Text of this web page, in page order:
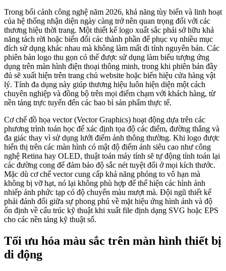
Trong bối cảnh công nghệ năm 2026, khả năng tùy biến và linh hoạt
của hệ thống nhận diện ngày càng trở nên quan trọng đối với các
thương hiệu thời trang. Một thiết kế logo xuất sắc phải sở hữu khả
năng tách rời hoặc biến đổi các thành phần để phục vụ nhiều mục
đích sử dụng khác nhau mà không làm mất đi tính nguyên bản. Các
phiên bản logo thu gọn có thể được sử dụng làm biểu tượng ứng
dụng trên màn hình điện thoại thông minh, trong khi phiên bản đầy
đủ sẽ xuất hiện trên trang chủ website hoặc biển hiệu cửa hàng vật
lý. Tính đa dụng này giúp thương hiệu luôn hiện diện một cách
chuyên nghiệp và đồng bộ trên mọi điểm chạm với khách hàng, từ
nền tảng trực tuyến đến các bao bì sản phẩm thực tế.
Cơ chế đồ họa vector (Vector Graphics) hoạt động dựa trên các
phương trình toán học để xác định tọa độ các điểm, đường thẳng và
đa giác thay vì sử dụng lưới điểm ảnh thông thường. Khi logo được
hiển thị trên các màn hình có mật độ điểm ảnh siêu cao như công
nghệ Retina hay OLED, thuật toán máy tính sẽ tự động tính toán lại
các đường cong để đảm bảo độ sắc nét tuyệt đối ở mọi kích thước.
Mặc dù cơ chế vector cung cấp khả năng phóng to vô hạn mà
không bị vỡ hạt, nó lại không phù hợp để thể hiện các hình ảnh
nhiếp ảnh phức tạp có độ chuyển màu mượt mà. Đội ngũ thiết kế
phải đánh đổi giữa sự phong phú về mặt hiệu ứng hình ảnh và độ
ổn định về cấu trúc kỹ thuật khi xuất file định dạng SVG hoặc EPS
cho các nền tảng kỹ thuật số.
Tối ưu hóa màu sắc trên màn hình thiết bị
di động